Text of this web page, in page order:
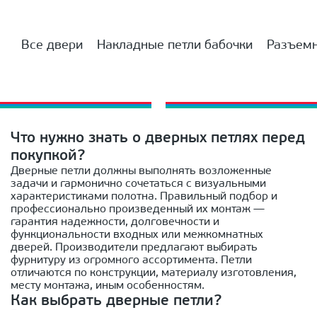
Все двери Накладные петли бабочки
Что нужно знать о дверных петлях перед
покупкой?
Дверные петли должны выполнять возложенные
задачи и гармонично сочетаться с визуальными
характеристиками полотна. Правильный подбор и
профессионально произведенный их монтаж —
гарантия надежности, долговечности и
функциональности входных или межкомнатных
дверей. Производители предлагают выбирать
фурнитуру из огромного ассортимента. Петли
отличаются по конструкции, материалу изготовления,
месту монтажа, иным особенностям.
Как выбрать дверные петли?